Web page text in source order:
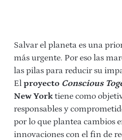
Salvar el planeta es una
más urgente. Por eso las
las pilas para reducir su
El proyecto Conscious
New York tiene como
responsables y
por lo que plantea cambios
innovaciones con el fin de